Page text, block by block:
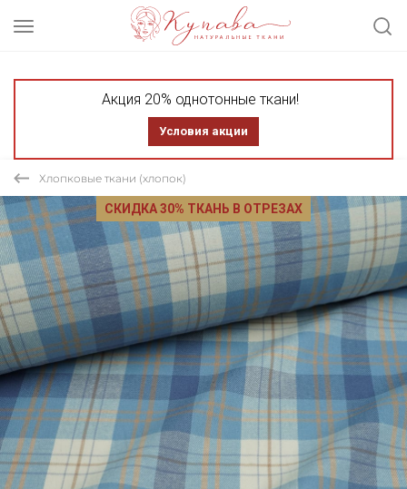
Акция 20% однотонные ткани!
Условия акции
Хлопковые ткани (хлопок)
СКИДКА 30% ТКАНЬ В ОТРЕЗАХ